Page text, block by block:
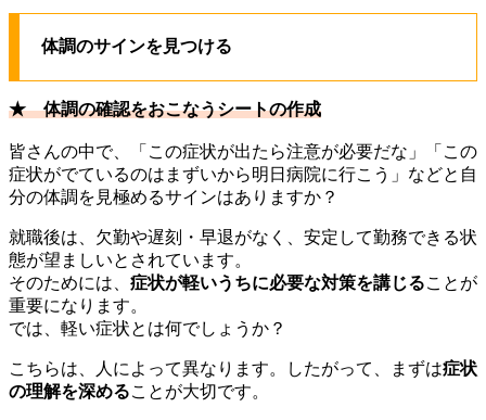
体調のサインを見つける
★ 体調の確認をおこなうシートの作成
皆さんの中で、「この症状が出たら注意が必要だな」「この
症状がでているのはまずいから明日病院に行こう」などと自
分の体調を見極めるサインはありますか？
就職後は、欠勤や遅刻・早退がなく、安定して勤務できる状
態が望ましいとされています。
そのためには、 症状が軽いうちに必要な対策を講じることが
重要になります。
では、軽い症状とは何でしょうか？
こちらは、人によって異なります。したがって、まずは症状
の理解を深めることが大切です。